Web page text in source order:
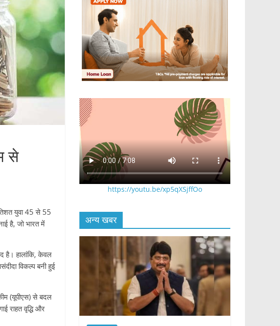
से
युवा 45 से 55
है, जो भारत में
है। हालांकि, केवल
विकल्प बनी हुई
(यूपीएस) से बदल
राहत वृद्धि और
https://youtu.be/xp5qXSjffOo
अन्य खबर